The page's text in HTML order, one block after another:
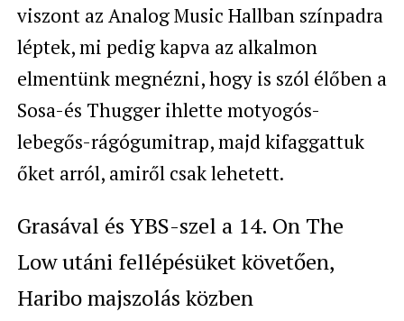
viszont az Analog Music Hallban színpadra
léptek, mi pedig kapva az alkalmon
elmentünk megnézni, hogy is szól élőben a
Sosa-és Thugger ihlette motyogós-
lebegős-rágógumitrap, majd kifaggattuk
őket arról, amiről csak lehetett.
Grasával és YBS-szel a 14. On The
Low utáni fellépésüket követően,
Haribo majszolás közben